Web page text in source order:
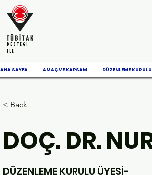
DESTEGI
ILE
ANA SAYFA AMAÇ VE KAPSAM DÜZENLEME KURULU
< Back
DOÇ. DR.
DÜZENLEME KURULU ÜYESİ-